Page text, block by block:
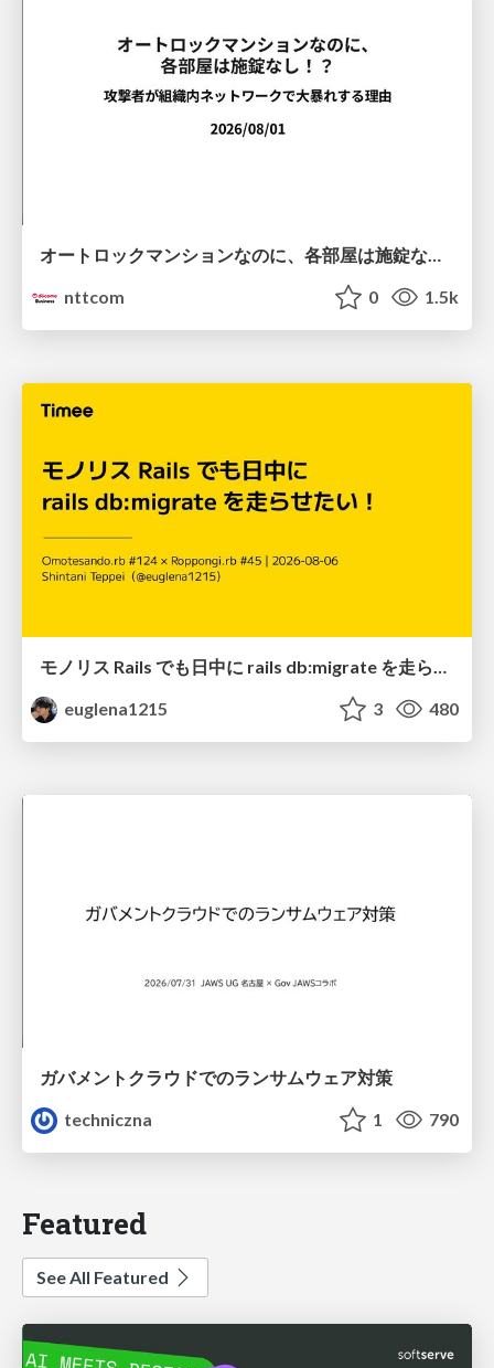
オートロックマンションなのに、各部屋は施錠なし！？ 攻撃者が組織内ネットワークで大暴れする理由 / The Front Door Is Locked, but the Rooms Are Wide Open: Why Attackers Move Freely Inside Enterprise Networks
nttcom
0 1.5k
euglena1215
3 480
ガバメントクラウドでのランサムウェア対策
techniczna
1 790
Featured
See All Featured